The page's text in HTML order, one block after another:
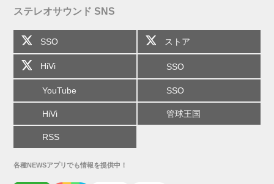
ステレオサウンド SNS
SSO ストア
HiVi SSO
YouTube SSO
HiVi 管球王国
RSS
各種NEWSアプリでも情報を提供中！